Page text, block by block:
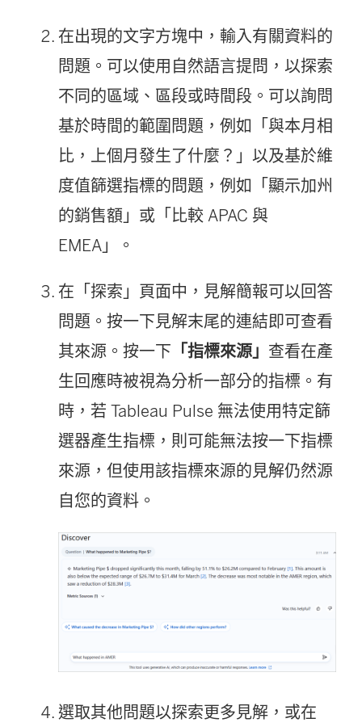
在出現的文字方塊中，輸入有關資料的
問題。可以使用自然語言提問，以探索
不同的區域、區段或時間段。可以詢問
基於時間的範圍問題，例如「與本月相
比，上個月發生了什麼？」以及基於維
度值篩選指標的問題，例如「顯示加州
的銷售額」或「比較 APAC 與
EMEA」。
在「探索」頁面中，見解簡報可以回答
問題。按一下見解末尾的連結即可查看
其來源。按一下 「指標來源」 查看在產
生回應時被視為分析一部分的指標。有
時，若 Tableau Pulse 無法使用特定篩
選器產生指標，則可能無法按一下指標
來源，但使用該指標來源的見解仍然源
自您的資料。
選取其他問題以探索更多見解，或在